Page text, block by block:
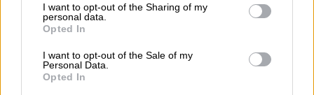
I want to opt-out of the Sharing of my
personal data.
Opted In
I want to opt-out of the Sale of my
Personal Data.
Opted In